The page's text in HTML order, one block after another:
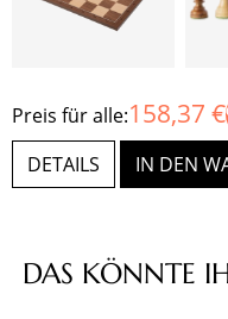
Preis für alle:158,37 €
DETAILS IN DEN
Produktgalerie
DAS KÖNNTE